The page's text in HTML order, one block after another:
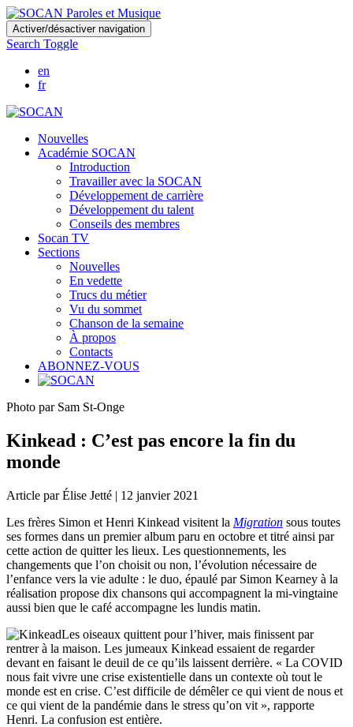
Skip
to
main
content
Activer/désactiver navigation
Search Toggle
en
fr
Nouvelles
Académie SOCAN
Introduction
Travailler avec la SOCAN
Développement de carrière
Développement du talent
Conseils des membres
Socan TV
Sections
Nouvelles
En vedette
Trucs du métier
Vu du sommet
Chanson de la semaine
À propos
Contacts
ABONNEZ-VOUS
Photo par Sam St-Onge
Kinkead : C’est pas encore la fin du
monde
Article par Élise Jetté | 12 janvier 2021
Les frères Simon et Henri Kinkead visitent la Migration sous toutes
ses formes dans un premier album paru en octobre et titré ainsi par
cette action de quitter les lieux. Les questionnements, les
changements que l’on choisit ou non, l’évolution nécessaire de
l’enfance vers la vie adulte : le duo, épaulé par Simon Kearney à la
réalisation propose dix chansons qui accompagnent la mi-vingtaine
aussi bien que le café accompagne les lundis matin.
Les oiseaux quittent pour l’hiver, mais finissent par
rentrer à la maison. Les jumeaux Kinkead essaient de regarder
devant en faisant le deuil de ce qu’ils laissent derrière. « La COVID
nous fait vivre une crise existentielle dans un contexte où tout le
monde est en crise. C’est difficile de démêler ce qui vient de nous et
ce qui vient de la pandémie dans le stress qu’on vit », rapporte
Henri. La confusion est entière.